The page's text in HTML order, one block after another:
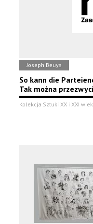
Joseph Beuys
So kann die
Tak można
Kolekcja Sztuki XX i XXI